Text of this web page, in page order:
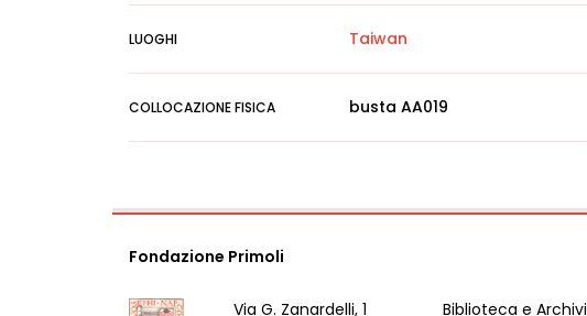
LUOGHI Taiwan
COLLOCAZIONE FISICA busta AA019
Fondazione Primoli
Via G. Zanardelli, 1 Biblioteca e Archivi